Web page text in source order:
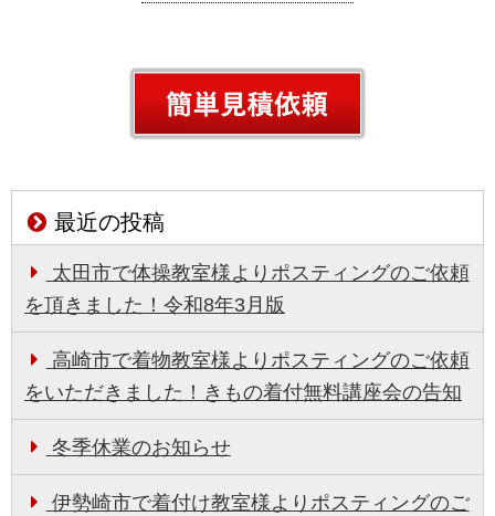
最近の投稿
太田市で体操教室様よりポスティングのご依頼
を頂きました！令和8年3月版
高崎市で着物教室様よりポスティングのご依頼
をいただきました！きもの着付無料講座会の告知
冬季休業のお知らせ
伊勢崎市で着付け教室様よりポスティングのご